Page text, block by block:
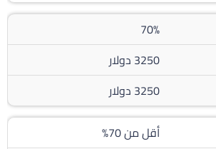
70%
3250 دولار
3250 دولار
أقل من 70%